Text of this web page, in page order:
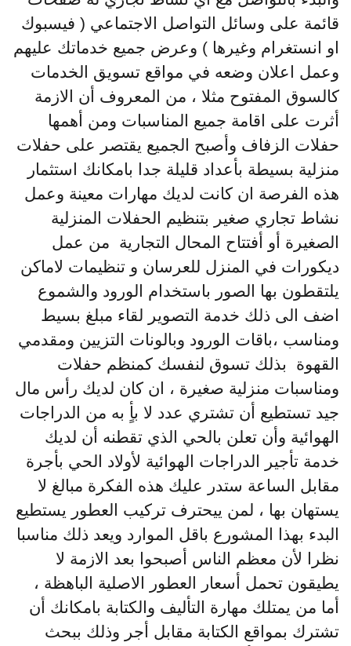
قائمة على وسائل التواصل الاجتماعي ( فيسبوك
او انستغرام وغيرها ) وعرض جميع خدماتك عليهم
وعمل اعلان وضعه في مواقع تسويق الخدمات
كالسوق المفتوح مثلا ، من المعروف أن الازمة
أثرت على اقامة جميع المناسبات ومن أهمها
حفلات الزفاف وأصبح الجميع يقتصر على حفلات
منزلية بسيطة بأعداد قليلة جدا بامكانك استثمار
هذه الفرصة ان كانت لديك مهارات معينة وعمل
نشاط تجاري صغير بتنظيم الحفلات المنزلية
الصغيرة أو أفتتاح المحال التجارية من عمل
ديكورات في المنزل للعرسان و تنظيمات لاماكن
يلتقطون بها الصور باستخدام الورود والشموع
اضف الى ذلك خدمة التصوير لقاء مبلغ بسيط
ومناسب ،باقات الورود وبالونات التزيين ومقدمي
القهوة بذلك تسوق لنفسك كمنظم حفلات
ومناسبات منزلية صغيرة ، ان كان لديك رأس مال
جيد تستطيع أن تشتري عدد لا بأٍ به من الدراجات
الهوائية وأن تعلن بالحي الذي تقطنه أن لديك
خدمة تأجير الدراجات الهوائية لأولاد الحي بأجرة
مقابل الساعة ستدر عليك هذه الفكرة مبالغ لا
يستهان بها ، لمن ييحترف تركيب العطور يستطيع
البدء بهذا المشورع باقل الموارد ويعد ذلك مناسبا
نظرا لأن معظم الناس أصبحوا بعد الازمة لا
يطيقون تحمل أسعار العطور الاصلية الباهظة ،
أما من يمتلك مهارة التأليف والكتابة بامكانك أن
تشترك بمواقع الكتابة مقابل أجر وذلك ببحث